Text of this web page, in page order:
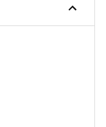
détection
à l'AR
Control
Ride Control